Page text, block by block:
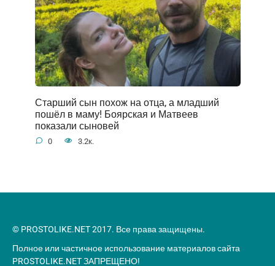
Старший сын похож на отца, а младший
пошёл в маму! Боярская и Матвеев
показали сыновей
0 3.2к.
© PROSTOLIKE.NET 2017. Все права защищены.
Полное или частичное использование материалов сайта
PROSTOLIKE.NET ЗАПРЕЩЕНО!